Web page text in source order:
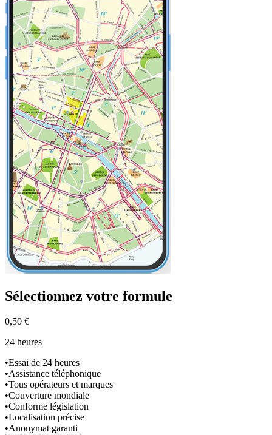
Sélectionnez votre formule
0,50 €
24 heures
•Essai de 24 heures
•Assistance téléphonique
•Tous opérateurs et marques
•Couverture mondiale
•Conforme législation
•Localisation précise
•Anonymat garanti